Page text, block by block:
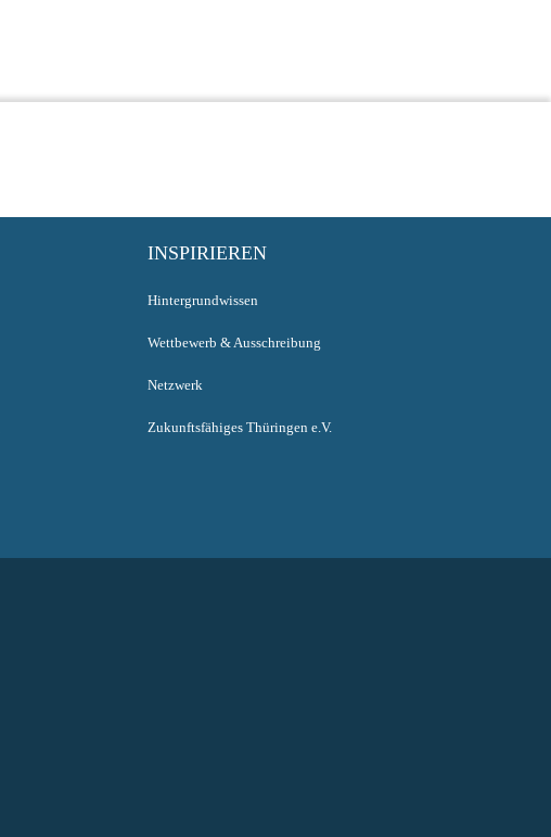
INSPIRIEREN
Hintergrundwissen
Wettbewerb & Ausschreibung
Netzwerk
Zukunftsfähiges Thüringen e.V.